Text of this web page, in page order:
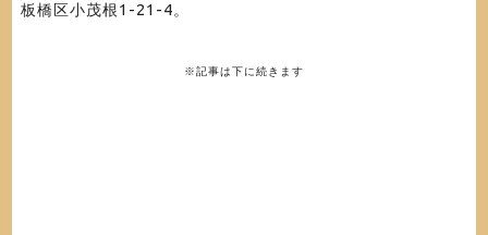
板橋区小茂根1-21-4。
※記事は下に続きます